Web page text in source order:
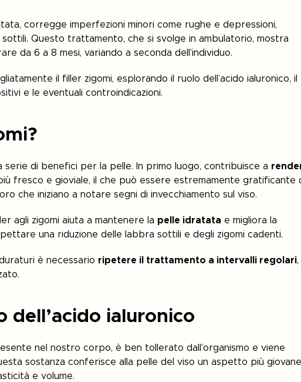
corregge imperfezioni minori come rughe e depressioni,
Questo trattamento, che si svolge in ambulatorio, mostra
da 6 a 8 mesi, variando a seconda dell’individuo.
il filler zigomi, esplorando il ruolo dell’acido ialuronico, il
e le eventuali controindicazioni.
di benefici per la pelle. In primo luogo, contribuisce a
fresco e gioviale, il che può essere estremamente gratificante
che iniziano a notare segni di invecchiamento sul viso.
agli zigomi aiuta a mantenere la pelle idratata e migliora la
una riduzione delle labbra sottili e degli zigomi cadenti.
è necessario ripetere il trattamento a intervalli regolari,
dell’acido ialuronico
nel nostro corpo, è ben tollerato dall’organismo e viene
sostanza conferisce alla pelle del viso un aspetto più
e volume.